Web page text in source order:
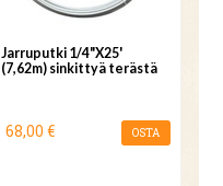
Jarruputki 1/4"X25'
(7,62m) sinkittyä terästä
68,00 € OSTA